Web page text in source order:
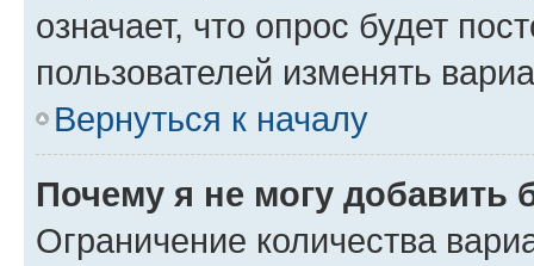
означает, что опрос будет
пользователей изменять
Вернуться к началу
Почему я не могу добавить
Ограничение количества